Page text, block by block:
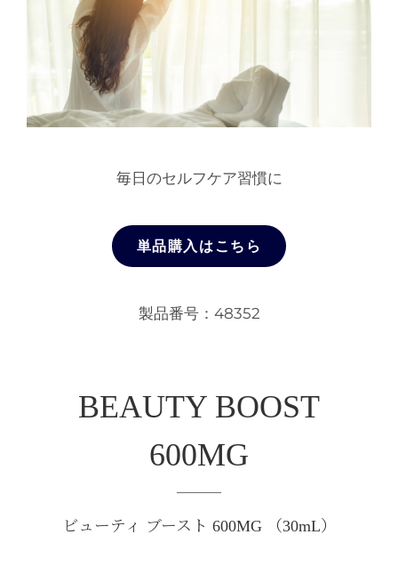
毎日のセルフケア習慣に
単品購入はこちら
製品番号：48352
BEAUTY BOOST
600MG
ビューティ ブースト 600MG （30mL）